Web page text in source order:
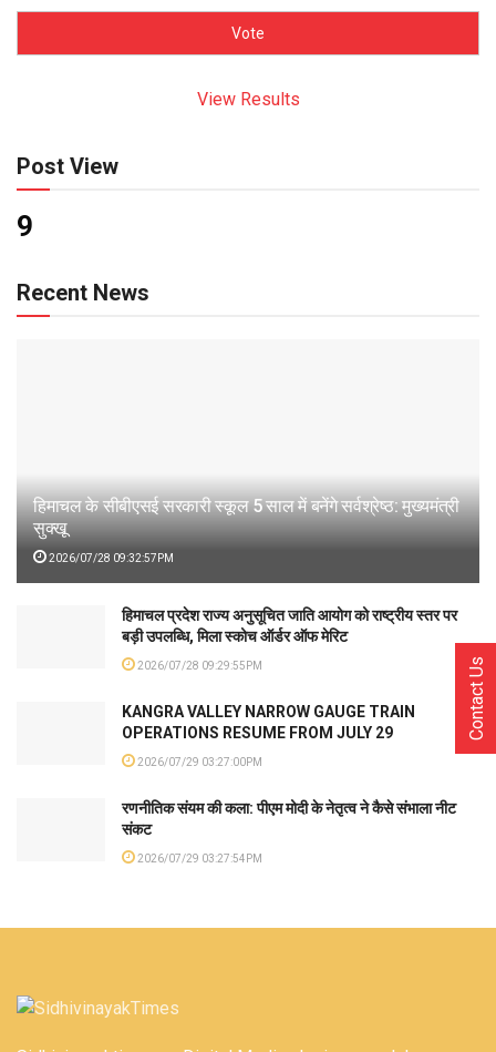
View Results
Post View
9
Recent News
हिमाचल के सीबीएसई सरकारी स्कूल 5 साल में बनेंगे सर्वश्रेष्ठ: मुख्यमंत्री
सुक्खू
2026/07/28 09:32:57PM
हिमाचल प्रदेश राज्य अनुसूचित जाति आयोग को राष्ट्रीय स्तर पर
बड़ी उपलब्धि, मिला स्कोच ऑर्डर ऑफ मेरिट
2026/07/28 09:29:55PM
KANGRA VALLEY NARROW GAUGE TRAIN
OPERATIONS RESUME FROM JULY 29
2026/07/29 03:27:00PM
रणनीतिक संयम की कला: पीएम मोदी के नेतृत्व ने कैसे संभाला नीट
संकट
2026/07/29 03:27:54PM
Contact Us